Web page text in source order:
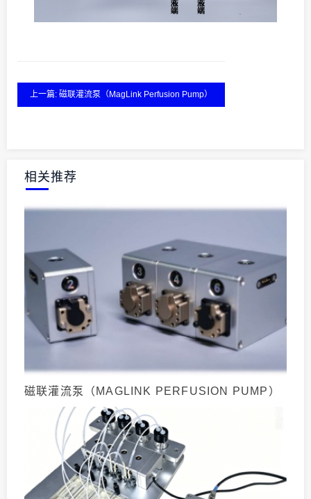
上一篇: 磁联灌流泵（MagLink Perfusion Pump）
相关推荐
磁联灌流泵（MAGLINK PERFUSION PUMP）